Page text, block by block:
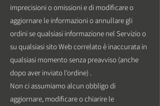
imprecisioni o omissioni e di modificare o
aggiornare le informazioni o annullare gli
ordini se qualsiasi informazione nel Servizio o
su qualsiasi sito Web correlato è inaccurata in
qualsiasi momento senza preavviso (anche
dopo aver inviato l'ordine) .
Non ci assumiamo alcun obbligo di
aggiornare, modificare o chiarire le